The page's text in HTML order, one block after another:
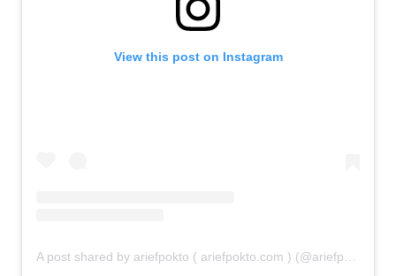
View this post on Instagram
A post shared by ariefpokto ( ariefpokto.com ) (@ariefpokto)